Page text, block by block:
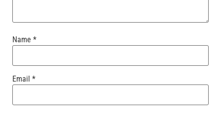
Name *
Email *